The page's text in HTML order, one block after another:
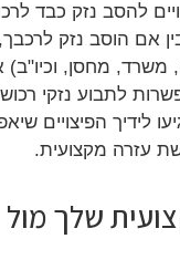
להסב נזק כבד
אם הוסב נזק
משרד, מחסן,
לתבוע נזקי
לידיך הפיצויים
עזרה מקצועית.
שלך